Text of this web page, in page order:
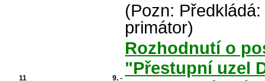
(Pozn:
primátor)
11 9. -
Rozhodnutí o
"Přestupní uzel